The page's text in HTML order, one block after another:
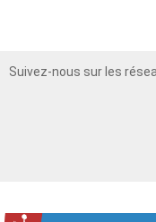
Suivez-nous sur les